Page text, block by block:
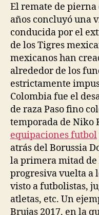
El remate de
años concluyó una
conducida por el
de los Tigres
mexicanos han
alrededor de los
estrictamente
Colombia fue el
de raza Paso fino
temporada de Niko
equipaciones futbol
atrás del Borussia
la primera mitad
progresiva vuelta a
visto a futbolistas,
atletas, etc. Un
Brujas 2017, en la